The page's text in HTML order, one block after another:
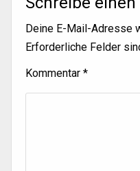
Deine E-Mail-Adresse
Erforderliche Felder
Kommentar *